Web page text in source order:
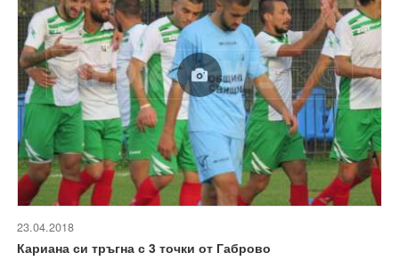
23.04.2018
Кариана си тръгна с 3 точки от Габрово